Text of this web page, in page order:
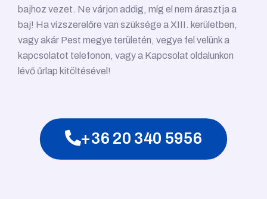
bajhoz vezet. Ne várjon addig, míg el nem árasztja a
baj! Ha vízszerelőre van szüksége a XIII. kerületben,
vagy akár Pest megye területén, vegye fel velünk a
kapcsolatot telefonon, vagy a Kapcsolat oldalunkon
lévő űrlap kitöltésével!
+36 20 340 5956